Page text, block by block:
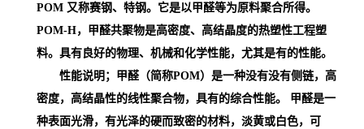
POM 又称赛钢、特钢。它是以甲醛等为原料聚合所得。
POM-H，甲醛共聚物是高密度、高结晶度的热塑性工程塑
料。具有良好的物理、机械和化学性能，尤其是有的性能。
性能说明；甲醛（简称POM）是一种没有没有侧链，高
密度，高结晶性的线性聚合物，具有的综合性能。 甲醛是一
种表面光滑，有光泽的硬而致密的材料，淡黄或白色，可